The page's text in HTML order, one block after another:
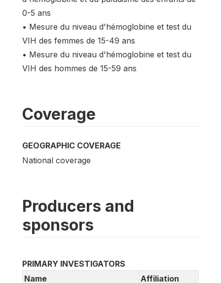
0-5 ans
• Mesure du niveau d'hémoglobine et test du
VIH des femmes de 15-49 ans
• Mesure du niveau d'hémoglobine et test du
VIH des hommes de 15-59 ans
Coverage
GEOGRAPHIC COVERAGE
National coverage
Producers and
sponsors
PRIMARY INVESTIGATORS
Name
Affiliation